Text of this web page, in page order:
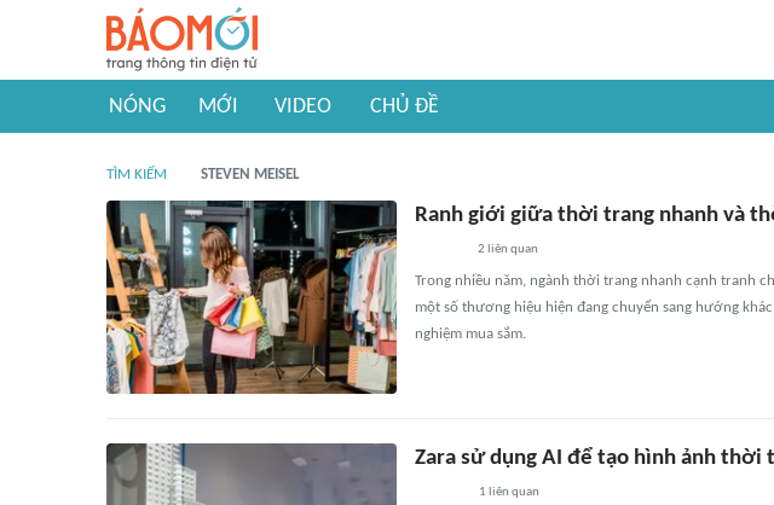
NÓNG MỚI VIDEO CHỦ ĐỀ
TÌM KIẾM STEVEN MEISEL
Ranh giới giữa thời trang nhanh và
2 liên quan
Trong nhiều năm, ngành thời trang nhanh cạnh tranh
một số thương hiệu hiện đang chuyển sang hướng
nghiệm mua sắm.
Zara sử dụng AI để tạo hình ảnh
1 liên quan